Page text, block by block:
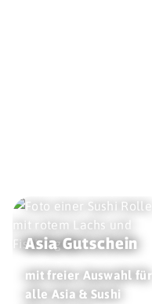
Asia Gutschein
mit freier Auswahl für
alle Asia & Sushi